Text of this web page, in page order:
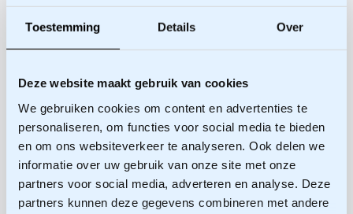
Toestemming Details Over
Deze website maakt gebruik van cookies
We gebruiken cookies om content en advertenties te
personaliseren, om functies voor social media te bieden
en om ons websiteverkeer te analyseren. Ook delen we
informatie over uw gebruik van onze site met onze
partners voor social media, adverteren en analyse. Deze
partners kunnen deze gegevens combineren met andere
omgevingsmanagers: welke rol speel jij als
omgevingsmanager? Hoe ga jij om met spanning
en gebrek aan vertrouwen? Hoe zit het met jouw
boek opwerpt en waarop ieder van ons een
persoonlijk kan reflecteren. Juist daarom is
‘Ontwapend’ een ontwapenend boek en
eenmust-read.